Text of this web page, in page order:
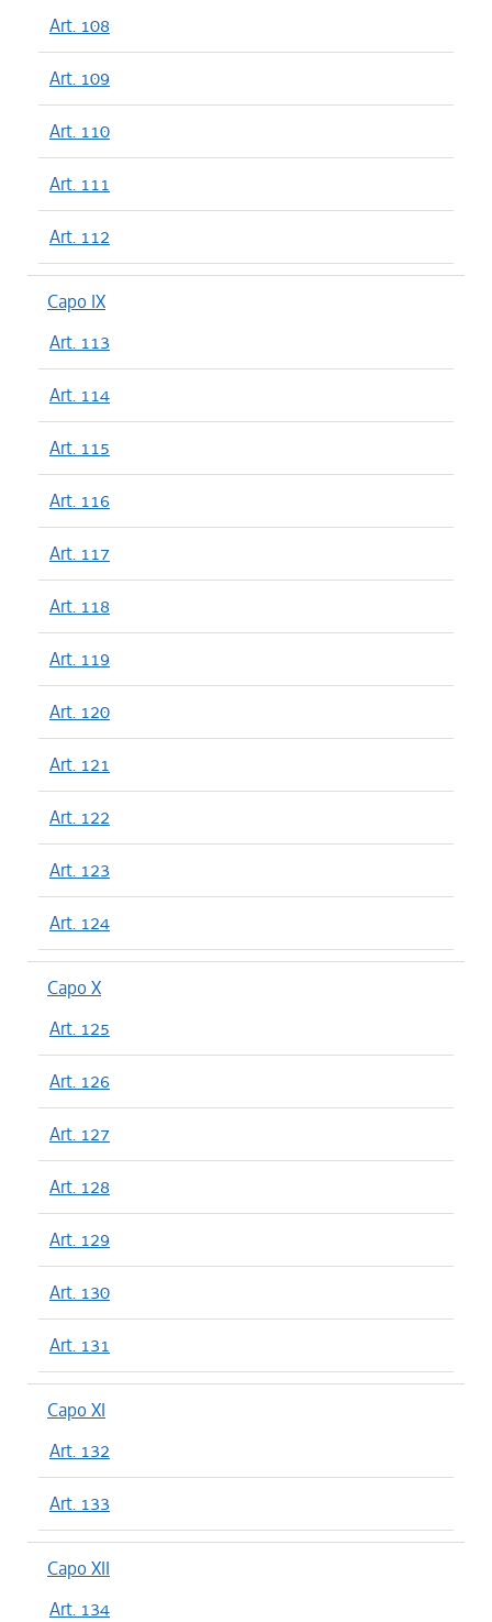
Art. 108
Art. 109
Art. 110
Art. 111
Art. 112
Capo IX
Art. 113
Art. 114
Art. 115
Art. 116
Art. 117
Art. 118
Art. 119
Art. 120
Art. 121
Art. 122
Art. 123
Art. 124
Capo X
Art. 125
Art. 126
Art. 127
Art. 128
Art. 129
Art. 130
Art. 131
Capo XI
Art. 132
Art. 133
Capo XII
Art. 134